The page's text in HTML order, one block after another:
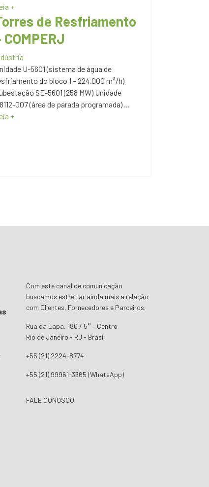
+
de Resfriamento
COMPERJ
U-5601 (sistema de água de
do bloco 1 – 224.000 m³/h)
SE-5601 (258 MW) Unidade
007 (área de parada programada) ...
+
Com este canal de comunicação
buscamos estreitar ainda mais a relação
com Clientes, Fornecedores e Parceiros.
Rua da Lapa, 180 / 5° – Centro
Rio de Janeiro - RJ - Brasil
+55 (21) 2224-8774
+55 (21) 99961-3365 (WhatsApp)
FALE CONOSCO